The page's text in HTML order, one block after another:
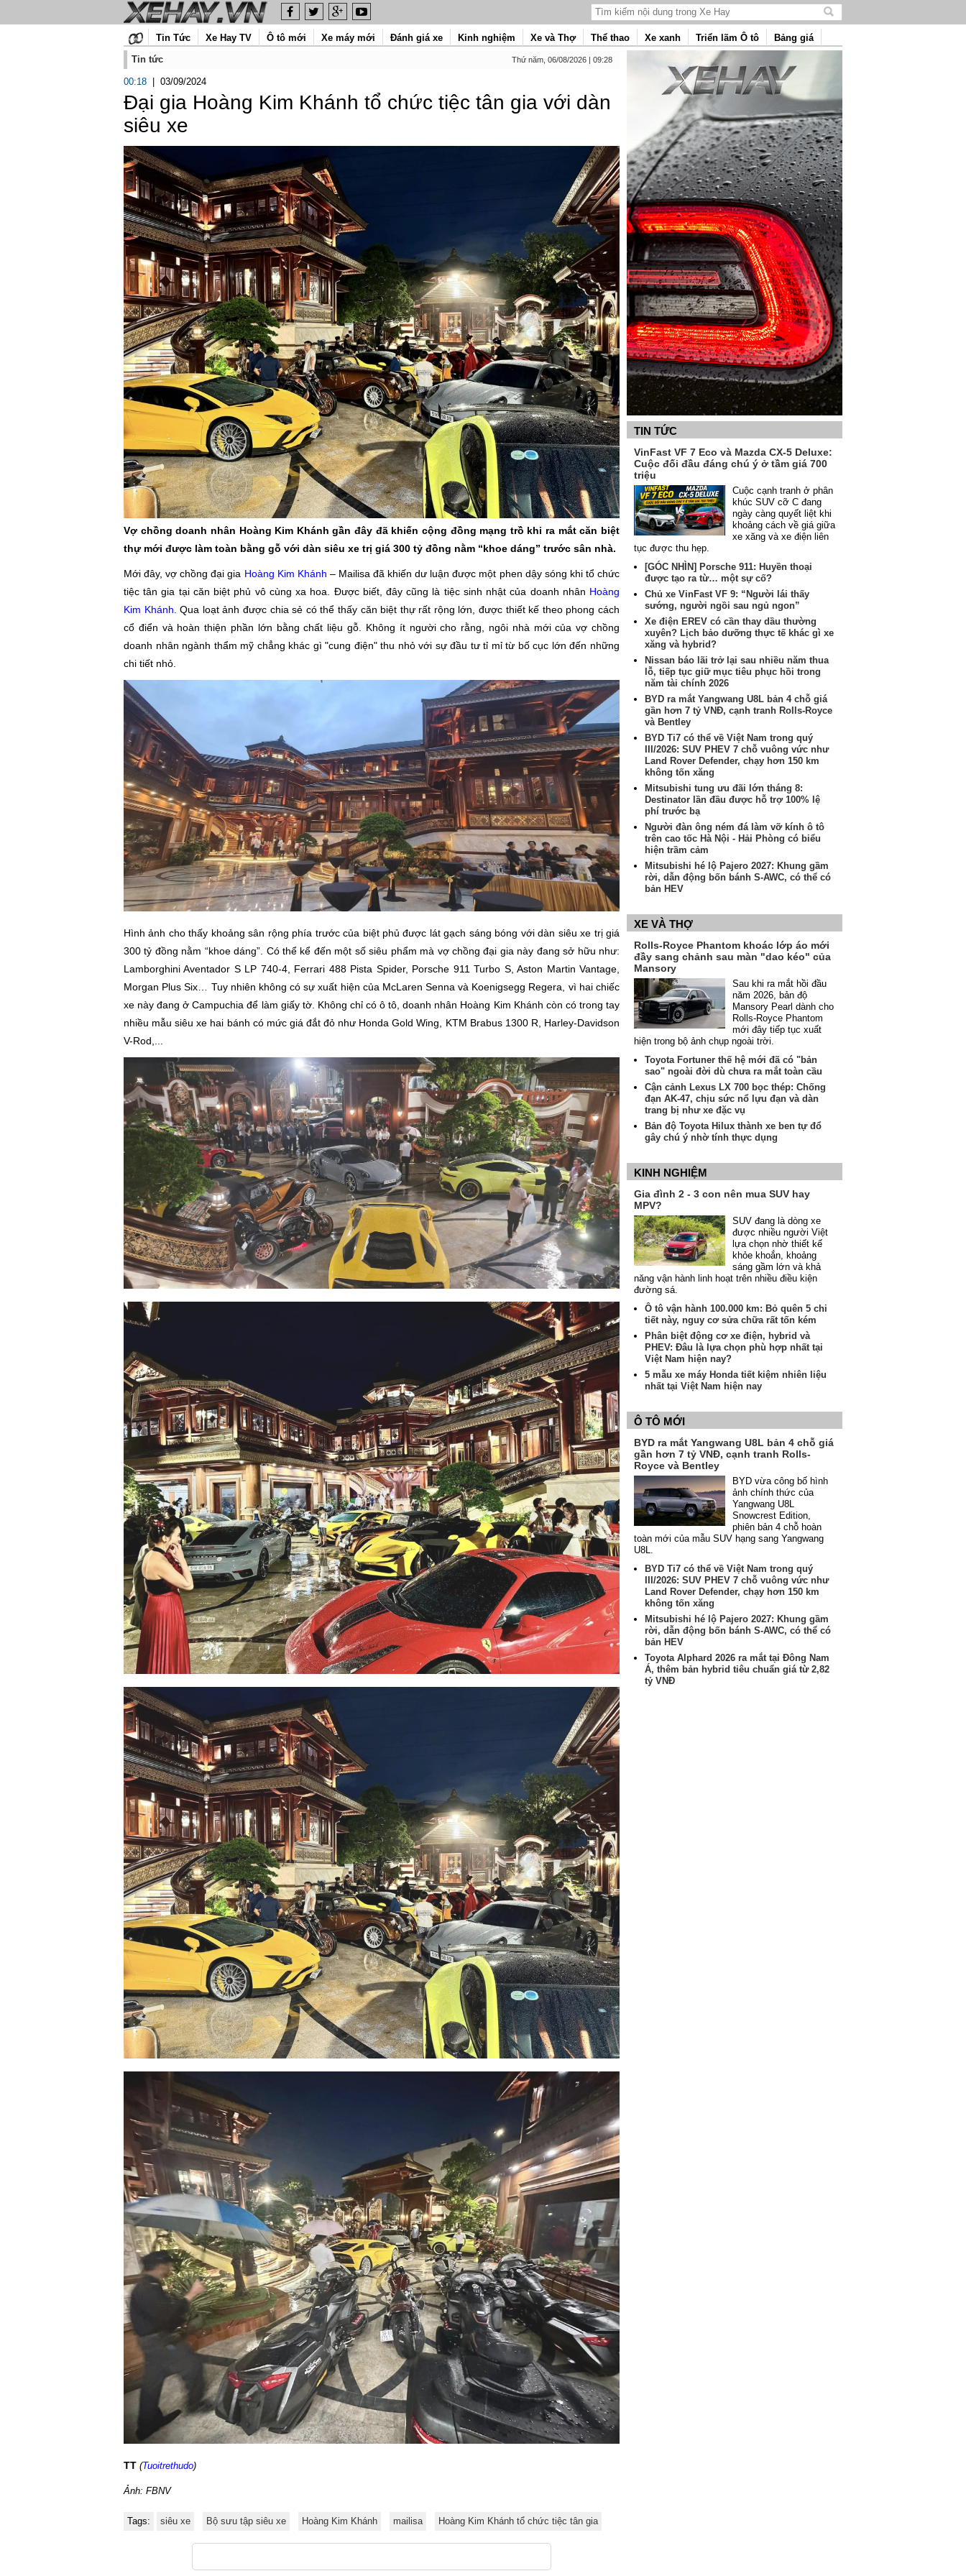
Tìm
nội
Tin Tức Xe Hay TV Ô tô mới Xe máy mới Đánh giá xe Kinh nghiệm Xe và Thợ Thể thao Xe xanh Triển lãm Ô tô
Bảng giá
Tin tức
Thứ năm, 06/08/2026 | 09:28
00:18 03/09/2024
Đại gia Hoàng Kim Khánh tổ chức tiệc tân gia với dàn
siêu xe
Vợ chồng doanh nhân Hoàng Kim Khánh gần đây đã khiến cộng đồng mạng trồ khi ra mắt căn biệt
thự mới được làm toàn bằng gỗ với dàn siêu xe trị giá 300 tỷ đồng nằm “khoe dáng” trước sân nhà.
Mới đây, vợ chồng đại gia Hoàng Kim Khánh – Mailisa đã khiến dư luận được một phen dậy sóng khi tổ chức
tiệc tân gia tại căn biệt phủ vô cùng xa hoa. Được biết, đây cũng là tiệc sinh nhật của doanh nhân Hoàng
Kim Khánh . Qua loạt ảnh được chia sẻ có thể thấy căn biệt thự rất rộng lớn, được thiết kế theo phong cách
cổ điển và hoàn thiện phần lớn bằng chất liệu gỗ. Không ít người cho rằng, ngôi nhà mới của vợ chồng
doanh nhân ngành thẩm mỹ chẳng khác gì "cung điện" thu nhỏ với sự đầu tư tỉ mỉ từ bố cục lớn đến những
chi tiết nhỏ.
Hình ảnh cho thấy khoảng sân rộng phía trước của biệt phủ được lát gạch sáng bóng với dàn siêu xe trị giá
300 tỷ đồng nằm “khoe dáng”. Có thể kể đến một số siêu phẩm mà vợ chồng đại gia này đang sở hữu như:
Lamborghini Aventador S LP 740-4, Ferrari 488 Pista Spider, Porsche 911 Turbo S, Aston Martin Vantage,
Morgan Plus Six… Tuy nhiên không có sự xuất hiện của McLaren Senna và Koenigsegg Regera, vì hai chiếc
xe này đang ở Campuchia để làm giấy tờ. Không chỉ có ô tô, doanh nhân Hoàng Kim Khánh còn có trong tay
nhiều mẫu siêu xe hai bánh có mức giá đắt đỏ như Honda Gold Wing, KTM Brabus 1300 R, Harley-Davidson
V-Rod,...
TT (Tuoitrethudo)
Ảnh: FBNV
Tags: siêu xe Bộ sưu tập siêu xe Hoàng Kim Khánh mailisa Hoàng Kim Khánh tổ chức tiệc tân gia
TIN TỨC
VinFast VF 7 Eco và Mazda CX-5 Deluxe:
Cuộc đối đầu đáng chú ý ở tầm giá 700
triệu
Cuộc cạnh tranh ở phân
khúc SUV cỡ C đang
ngày càng quyết liệt khi
khoảng cách về giá giữa
xe xăng và xe điện liên
tục được thu hẹp.
[GÓC NHÌN] Porsche 911: Huyền thoại
được tạo ra từ… một sự cố?
Chủ xe VinFast VF 9: “Người lái thấy
sướng, người ngồi sau ngủ ngon”
Xe điện EREV có cần thay dầu thường
xuyên? Lịch bảo dưỡng thực tế khác gì xe
xăng và hybrid?
Nissan báo lãi trở lại sau nhiều năm thua
lỗ, tiếp tục giữ mục tiêu phục hồi trong
năm tài chính 2026
BYD ra mắt Yangwang U8L bản 4 chỗ giá
gần hơn 7 tỷ VNĐ, cạnh tranh Rolls-Royce
và Bentley
BYD Ti7 có thể về Việt Nam trong quý
III/2026: SUV PHEV 7 chỗ vuông vức như
Land Rover Defender, chạy hơn 150 km
không tốn xăng
Mitsubishi tung ưu đãi lớn tháng 8:
Destinator lần đầu được hỗ trợ 100% lệ
phí trước bạ
Người đàn ông ném đá làm vỡ kính ô tô
trên cao tốc Hà Nội - Hải Phòng có biểu
hiện trầm cảm
Mitsubishi hé lộ Pajero 2027: Khung gầm
rời, dẫn động bốn bánh S-AWC, có thể có
bản HEV
XE VÀ THỢ
Rolls-Royce Phantom khoác lớp áo mới
đầy sang chảnh sau màn "dao kéo" của
Mansory
Sau khi ra mắt hồi đầu
năm 2026, bản độ
Mansory Pearl dành cho
Rolls-Royce Phantom
mới đây tiếp tục xuất
hiện trong bộ ảnh chụp ngoài trời.
Toyota Fortuner thế hệ mới đã có "bản
sao" ngoài đời dù chưa ra mắt toàn cầu
Cận cảnh Lexus LX 700 bọc thép: Chống
đạn AK-47, chịu sức nổ lựu đạn và dàn
trang bị như xe đặc vụ
Bản độ Toyota Hilux thành xe ben tự đổ
gây chú ý nhờ tính thực dụng
KINH NGHIỆM
Gia đình 2 - 3 con nên mua SUV hay
MPV?
SUV đang là dòng xe
được nhiều người Việt
lựa chọn nhờ thiết kế
khỏe khoắn, khoảng
sáng gầm lớn và khả
năng vận hành linh hoạt trên nhiều điều kiện
đường sá.
Ô tô vận hành 100.000 km: Bỏ quên 5 chi
tiết này, nguy cơ sửa chữa rất tốn kém
Phân biệt động cơ xe điện, hybrid và
PHEV: Đâu là lựa chọn phù hợp nhất tại
Việt Nam hiện nay?
5 mẫu xe máy Honda tiết kiệm nhiên liệu
nhất tại Việt Nam hiện nay
Ô TÔ MỚI
BYD ra mắt Yangwang U8L bản 4 chỗ giá
gần hơn 7 tỷ VNĐ, cạnh tranh Rolls-
Royce và Bentley
BYD vừa công bố hình
ảnh chính thức của
Yangwang U8L
Snowcrest Edition,
phiên bản 4 chỗ hoàn
toàn mới của mẫu SUV hạng sang Yangwang
U8L.
BYD Ti7 có thể về Việt Nam trong quý
III/2026: SUV PHEV 7 chỗ vuông vức như
Land Rover Defender, chạy hơn 150 km
không tốn xăng
Mitsubishi hé lộ Pajero 2027: Khung gầm
rời, dẫn động bốn bánh S-AWC, có thể có
bản HEV
Toyota Alphard 2026 ra mắt tại Đông Nam
Á, thêm bản hybrid tiêu chuẩn giá từ 2,82
tỷ VNĐ